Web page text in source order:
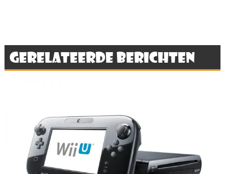
Gerelateerde berichten